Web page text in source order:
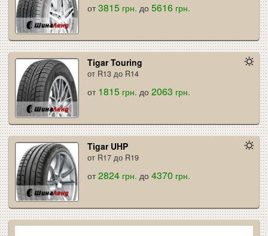
от3815 грн. до5616 грн.
Tigar Touring
от R13 до R14
от 1815 грн. до2063 грн.
Tigar UHP
от R17 до R19
от2824 грн. до4370 грн.